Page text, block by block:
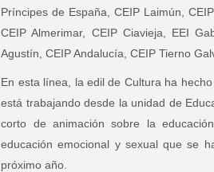
Príncipes de España, CEIP Laimún,
CEIP Almerimar, CEIP Ciavieja, EEI
Agustín, CEIP Andalucía, CEIP Tierno
En esta línea, la edil de Cultura ha
está trabajando desde la unidad de
corto de animación sobre la
educación emocional y sexual que se
próximo año.